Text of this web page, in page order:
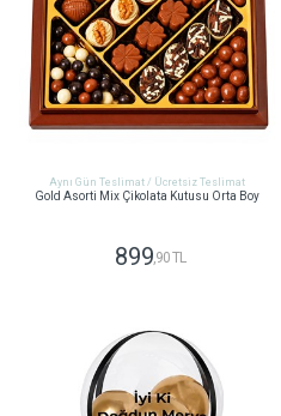
Aynı Gün Teslimat / Ücretsiz Teslimat
Gold Asorti Mix Çikolata Kutusu Orta Boy
899,90 TL